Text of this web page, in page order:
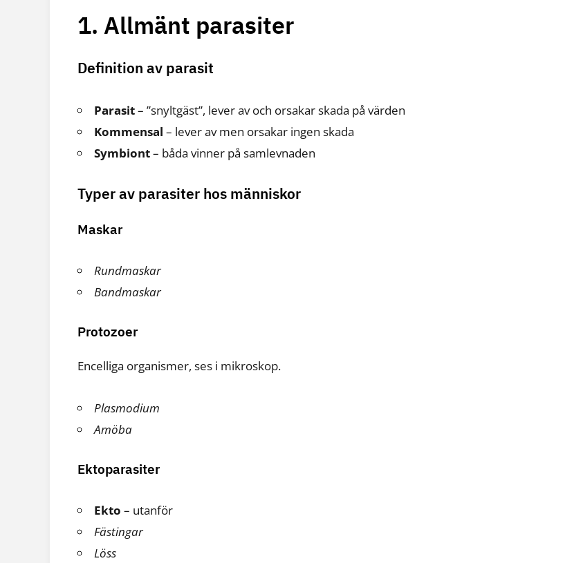
1. Allmänt parasiter
Definition av parasit
Parasit– ”snyltgäst”, lever av och orsakar skada på värden
Kommensal – lever av men orsakar ingen skada
Symbiont– båda vinner på samlevnaden
Typer av parasiter hos människor
Maskar
Rundmaskar
Bandmaskar
Protozoer
Encelliga organismer, ses i mikroskop.
Plasmodium
Amöba
Ektoparasiter
Ekto – utanför
Fästingar
Löss